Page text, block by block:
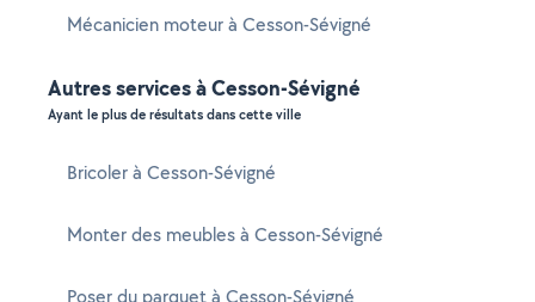
Mécanicien moteur à Cesson-Sévigné
Autres services à Cesson-Sévigné
Ayant le plus de résultats dans cette ville
Bricoler à Cesson-Sévigné
Monter des meubles à Cesson-Sévigné
Poser du parquet à Cesson-Sévigné